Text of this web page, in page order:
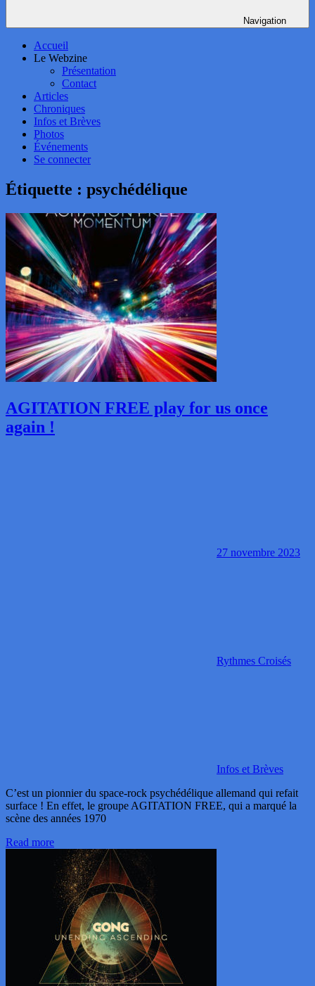
Navigation
Accueil
Le Webzine
Présentation
Contact
Articles
Chroniques
Infos et Brèves
Photos
Événements
Se connecter
Étiquette : psychédélique
AGITATION FREE play for us once
again !
27 novembre 2023
Rythmes Croisés
Infos et Brèves
C’est un pionnier du space-rock psychédélique allemand qui refait
surface ! En effet, le groupe AGITATION FREE, qui a marqué la
scène des années 1970
Read more